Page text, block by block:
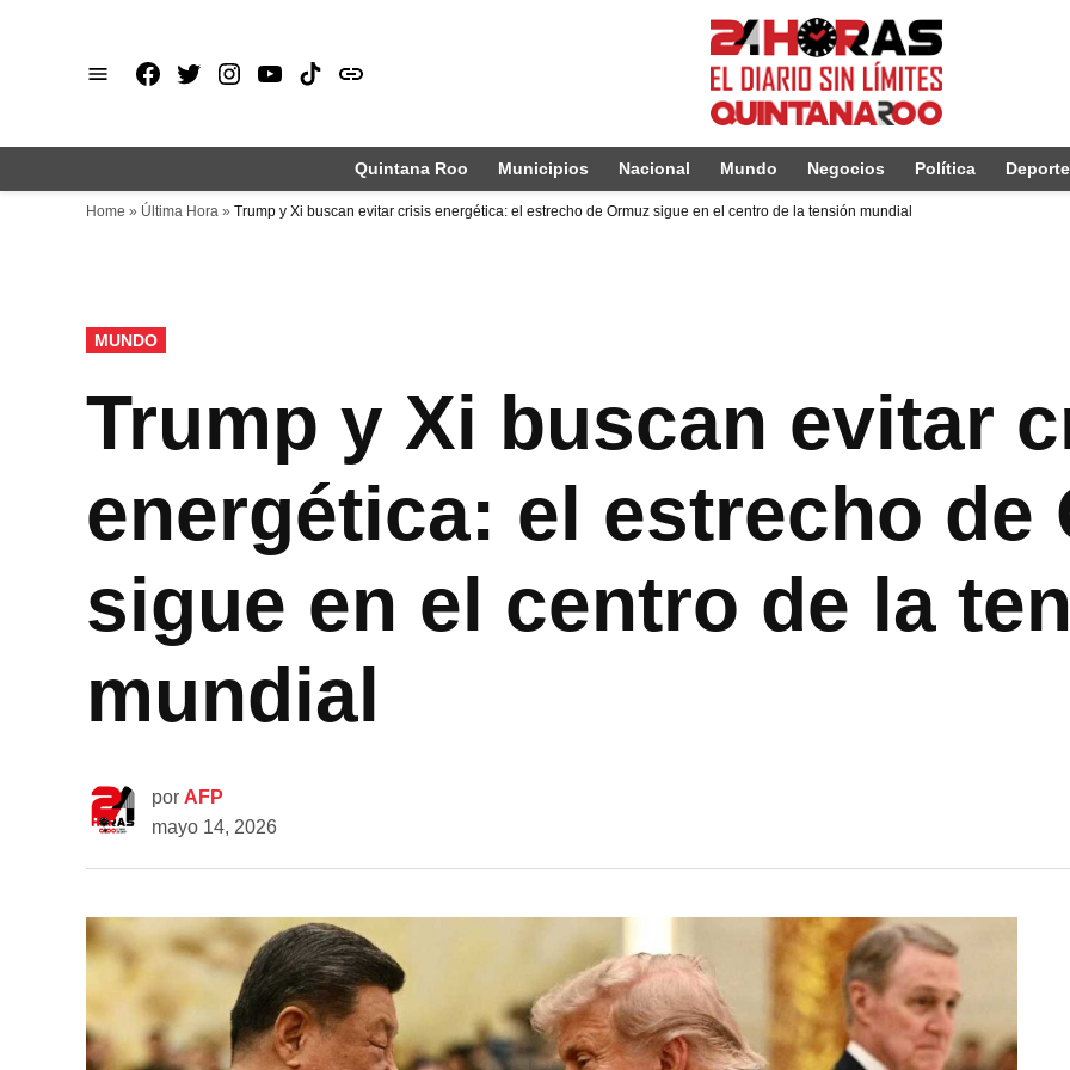
Facebook
X Instagram
Youtube
TikTok
issuu
Quintana Roo Municipios Nacional Mundo Negocios Política
Home » Última Hora » Trump y Xi buscan evitar crisis energética: el estrecho de Ormuz sigue en el centro de la tensión mundial
PUBLICADO
EN
MUNDO
Trump y Xi buscan evitar
energética: el estrecho de
sigue en el centro de la
mundial
por AFP
mayo 14, 2026